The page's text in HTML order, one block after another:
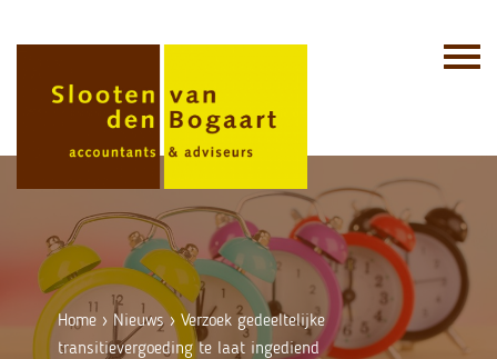
Home ›Nieuws›Verzoek gedeeltelijke
transitievergoeding te laat ingediend